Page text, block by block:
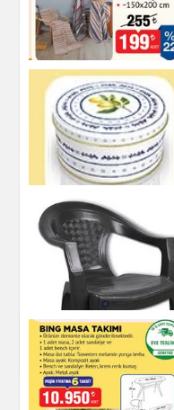
Ev & Dekorasyon
Tek Kişilik Battaniye
Ev & Dekorasyon
Yuvarlak Metal Kutu
Ev & Dekorasyon